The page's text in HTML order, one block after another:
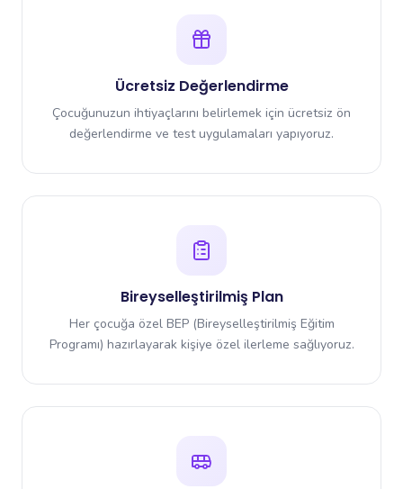
Ücretsiz Değerlendirme
Çocuğunuzun ihtiyaçlarını belirlemek için ücretsiz ön
değerlendirme ve test uygulamaları yapıyoruz.
Bireyselleştirilmiş Plan
Her çocuğa özel BEP (Bireyselleştirilmiş Eğitim
Programı) hazırlayarak kişiye özel ilerleme sağlıyoruz.